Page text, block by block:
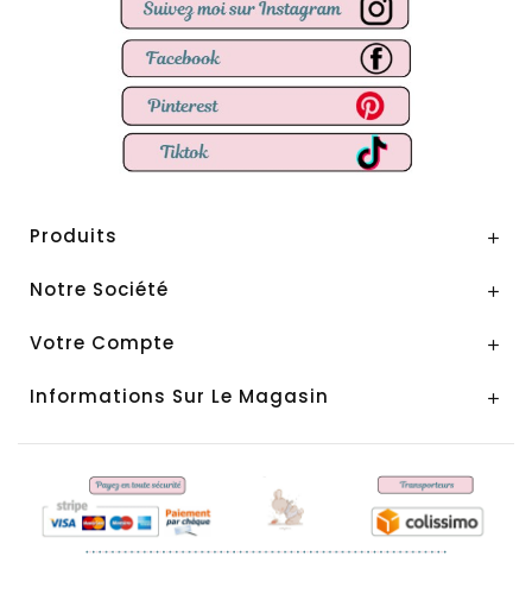
Produits 
Notre Société 
Votre Compte 
Informations Sur Le Magasin 